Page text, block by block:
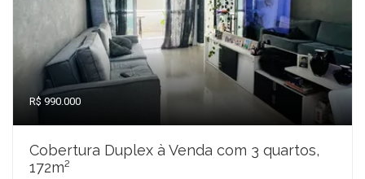
R$ 990.000
Cobertura Duplex à Venda com 3 quartos,
172m²